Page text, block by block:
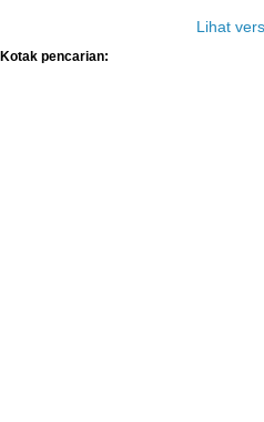
Lihat
Kotak pencarian: